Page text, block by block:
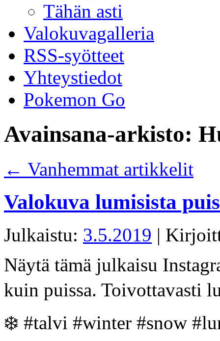
Tähän asti
Valokuvagalleria
RSS-syötteet
Yhteystiedot
Pokemon Go
Avainsana-arkisto:
← Vanhemmat artikkelit
Valokuva lumisista
Julkaistu: 3.5.2019 |
Näytä tämä julkaisu
kuin puissa. Toivottavasti
❄️ #talvi #winter #snow